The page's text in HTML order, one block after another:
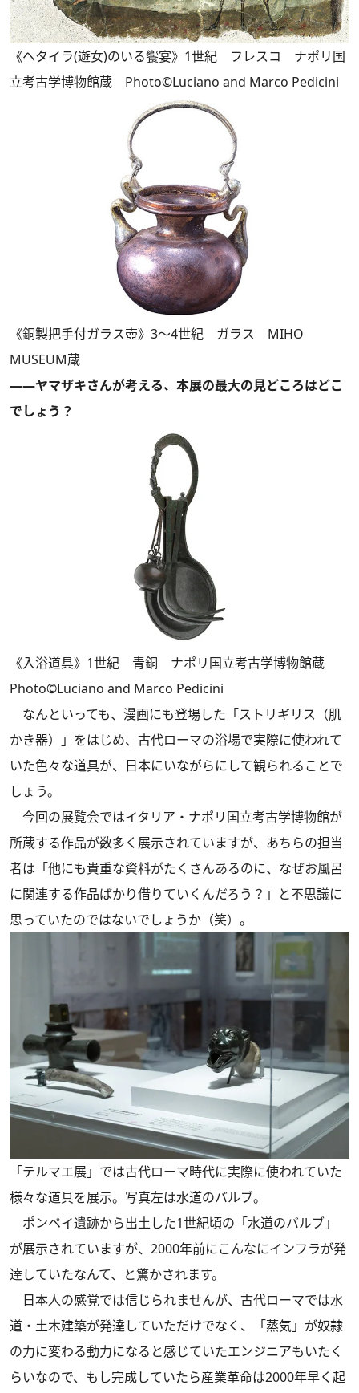
《ヘタイラ(遊女)のいる饗宴》1世紀 フレスコ ナポリ国
立考古学博物館蔵 Photo©Luciano and Marco Pedicini
《銅製把手付ガラス壺》3～4世紀 ガラス MIHO
MUSEUM蔵
――ヤマザキさんが考える、本展の最大の見どころはどこ
でしょう？
《入浴道具》1世紀 青銅 ナポリ国立考古学博物館蔵
Photo©Luciano and Marco Pedicini
なんといっても、漫画にも登場した「ストリギリス（肌
かき器）」をはじめ、古代ローマの浴場で実際に使われて
いた色々な道具が、日本にいながらにして観られることで
しょう。
今回の展覧会ではイタリア・ナポリ国立考古学博物館が
所蔵する作品が数多く展示されていますが、あちらの担当
者は「他にも貴重な資料がたくさんあるのに、なぜお風呂
に関連する作品ばかり借りていくんだろう？」と不思議に
思っていたのではないでしょうか（笑）。
「テルマエ展」では古代ローマ時代に実際に使われていた
様々な道具を展示。写真左は水道のバルブ。
ポンペイ遺跡から出土した1世紀頃の「水道のバルブ」
が展示されていますが、2000年前にこんなにインフラが発
達していたなんて、と驚かされます。
日本人の感覚では信じられませんが、古代ローマでは水
道・土木建築が発達していただけでなく、「蒸気」が奴隷
の力に変わる動力になると感じていたエンジニアもいたく
らいなので、もし完成していたら産業革命は2000年早く起